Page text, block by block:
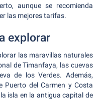
aunque se recomienda
las mejores tarifas.
explorar
las maravillas naturales
de Timanfaya, las cuevas
de los Verdes. Además,
Puerto del Carmen y Costa
isla en la antigua capital de